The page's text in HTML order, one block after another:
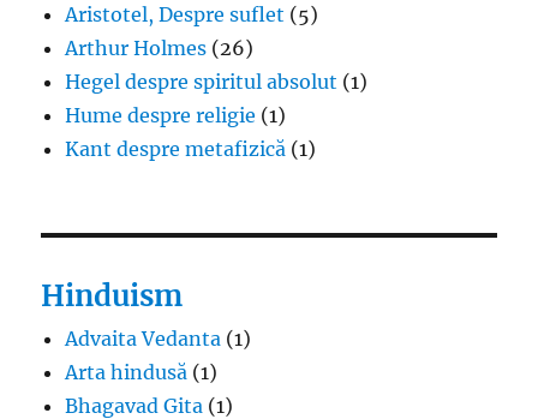
Aristotel, Despre suflet (5)
Arthur Holmes (26)
Hegel despre spiritul absolut (1)
Hume despre religie (1)
Kant despre metafizică (1)
Hinduism
Advaita Vedanta (1)
Arta hindusă (1)
Bhagavad Gita (1)